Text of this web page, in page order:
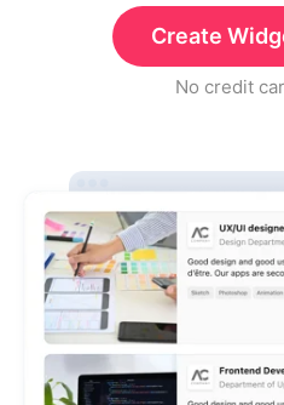
Create
No credit